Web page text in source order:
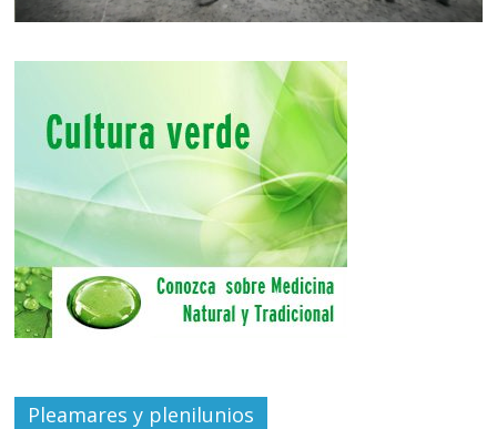
Pleamares y plenilunios